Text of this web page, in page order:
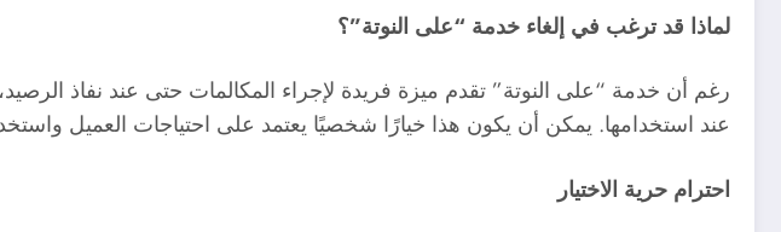
لماذا قد ترغب في إلغاء خدمة “على النوتة”؟
عند استخدامها. يمكن أن يكون هذا خيارًا شخصيًا يعتمد على احتياجات العميل
احترام حرية الاختيار